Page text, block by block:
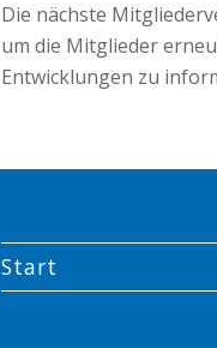
Die nächste
um die Mitglieder
Entwicklungen zu
Start